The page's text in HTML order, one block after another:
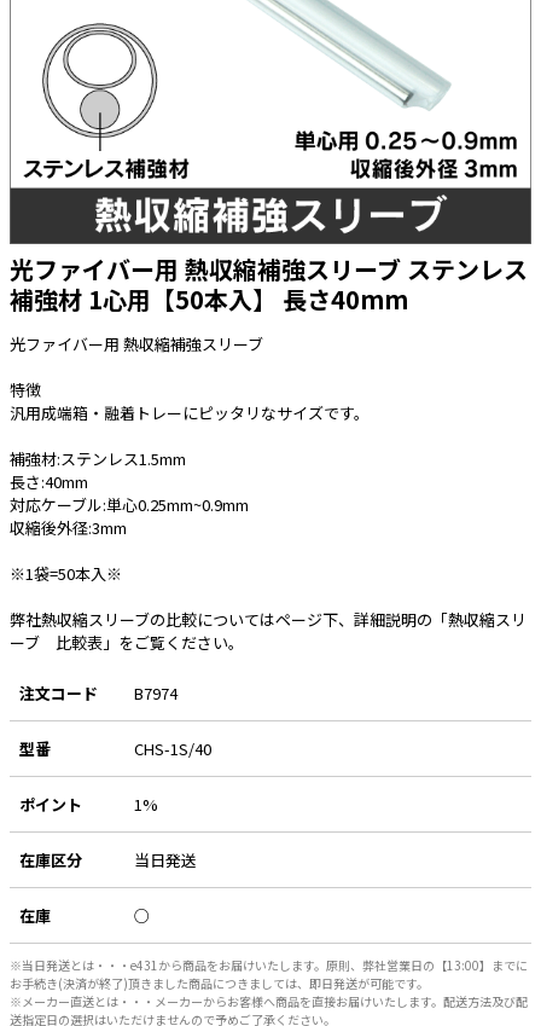
太陽光発電ケーブル・コネクタ・関連資
材/機器
電源ケーブル／コネクタ／分電盤／ブレ
ーカ
照明・照明器具
電源タップ・延長コード
スイッチ・コンセント（配線器具）
PF管/FEP管/CD管/情報線保護管
ボックス・ビニル電線管付属品・引き込
みカバー
工具関連
その他
e431オリジナル
暑さ対策
販売終了品
ホテル・病院向け
光ファイバー用 熱収縮補強スリーブ ステンレス
補強材 1心用【50本入】 長さ40mm
光ファイバー用 熱収縮補強スリーブ
特徴
汎用成端箱・融着トレーにピッタリなサイズです。
補強材:ステンレス1.5mm
長さ:40mm
対応ケーブル:単心0.25mm~0.9mm
収縮後外径:3mm
※1袋=50本入※
弊社熱収縮スリーブの比較についてはページ下、詳細説明の「熱収縮スリ
ーブ 比較表」をご覧ください。
注文コード B7974
型番 CHS-1S/40
ポイント 1%
在庫区分 当日発送
在庫 ○
※当日発送とは・・・e431から商品をお届けいたします。原則、弊社営業日の【13:00】までに
お手続き(決済が終了)頂きました商品につきましては、即日発送が可能です。
※メーカー直送とは・・・メーカーからお客様へ商品を直接お届けいたします。配送方法及び配
送指定日の選択はいただけませんので予めご了承ください。